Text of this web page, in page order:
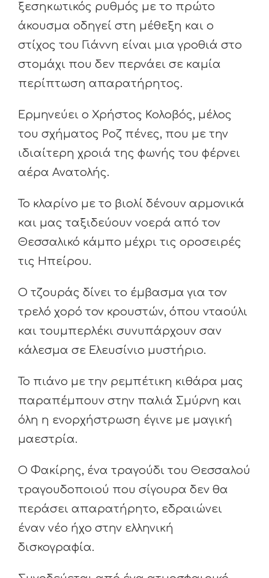
ξεσηκωτικός ρυθμός με το πρώτο
άκουσμα οδηγεί στη μέθεξη και ο
στίχος του Γιάννη είναι μια γροθιά στο
στομάχι που δεν περνάει σε καμία
περίπτωση απαρατήρητος.
Ερμηνεύει ο Χρήστος Κολοβός, μέλος
του σχήματος Ροζ πένες, που με την
ιδιαίτερη χροιά της φωνής του φέρνει
αέρα Ανατολής.
Το κλαρίνο με το βιολί δένουν αρμονικά
και μας ταξιδεύουν νοερά από τον
Θεσσαλικό κάμπο μέχρι τις οροσειρές
τις Ηπείρου.
Ο τζουράς δίνει το έμβασμα για τον
τρελό χορό τον κρουστών, όπου νταούλι
και τουμπερλέκι συνυπάρχουν σαν
κάλεσμα σε Ελευσίνιο μυστήριο.
Το πιάνο με την ρεμπέτικη κιθάρα μας
παραπέμπουν στην παλιά Σμύρνη και
όλη η ενορχήστρωση έγινε με μαγική
μαεστρία.
Ο Φακίρης, ένα τραγούδι του Θεσσαλού
τραγουδοποιού που σίγουρα δεν θα
περάσει απαρατήρητο, εδραιώνει
έναν νέο ήχο στην ελληνική
δισκογραφία.